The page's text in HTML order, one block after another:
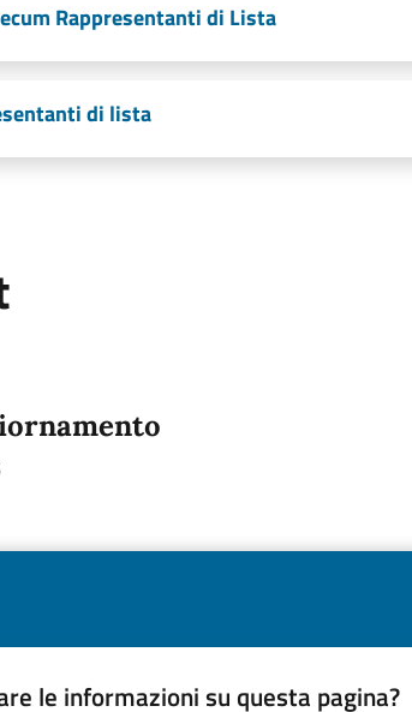
Rappresentanti di Lista
di lista
le informazioni su questa pagina?